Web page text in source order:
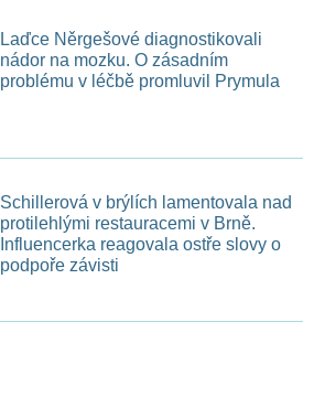
Laďce Něrgešové diagnostikovali
nádor na mozku. O zásadním
problému v léčbě promluvil Prymula
Schillerová v brýlích lamentovala nad
protilehlými restauracemi v Brně.
Influencerka reagovala ostře slovy o
podpoře závisti